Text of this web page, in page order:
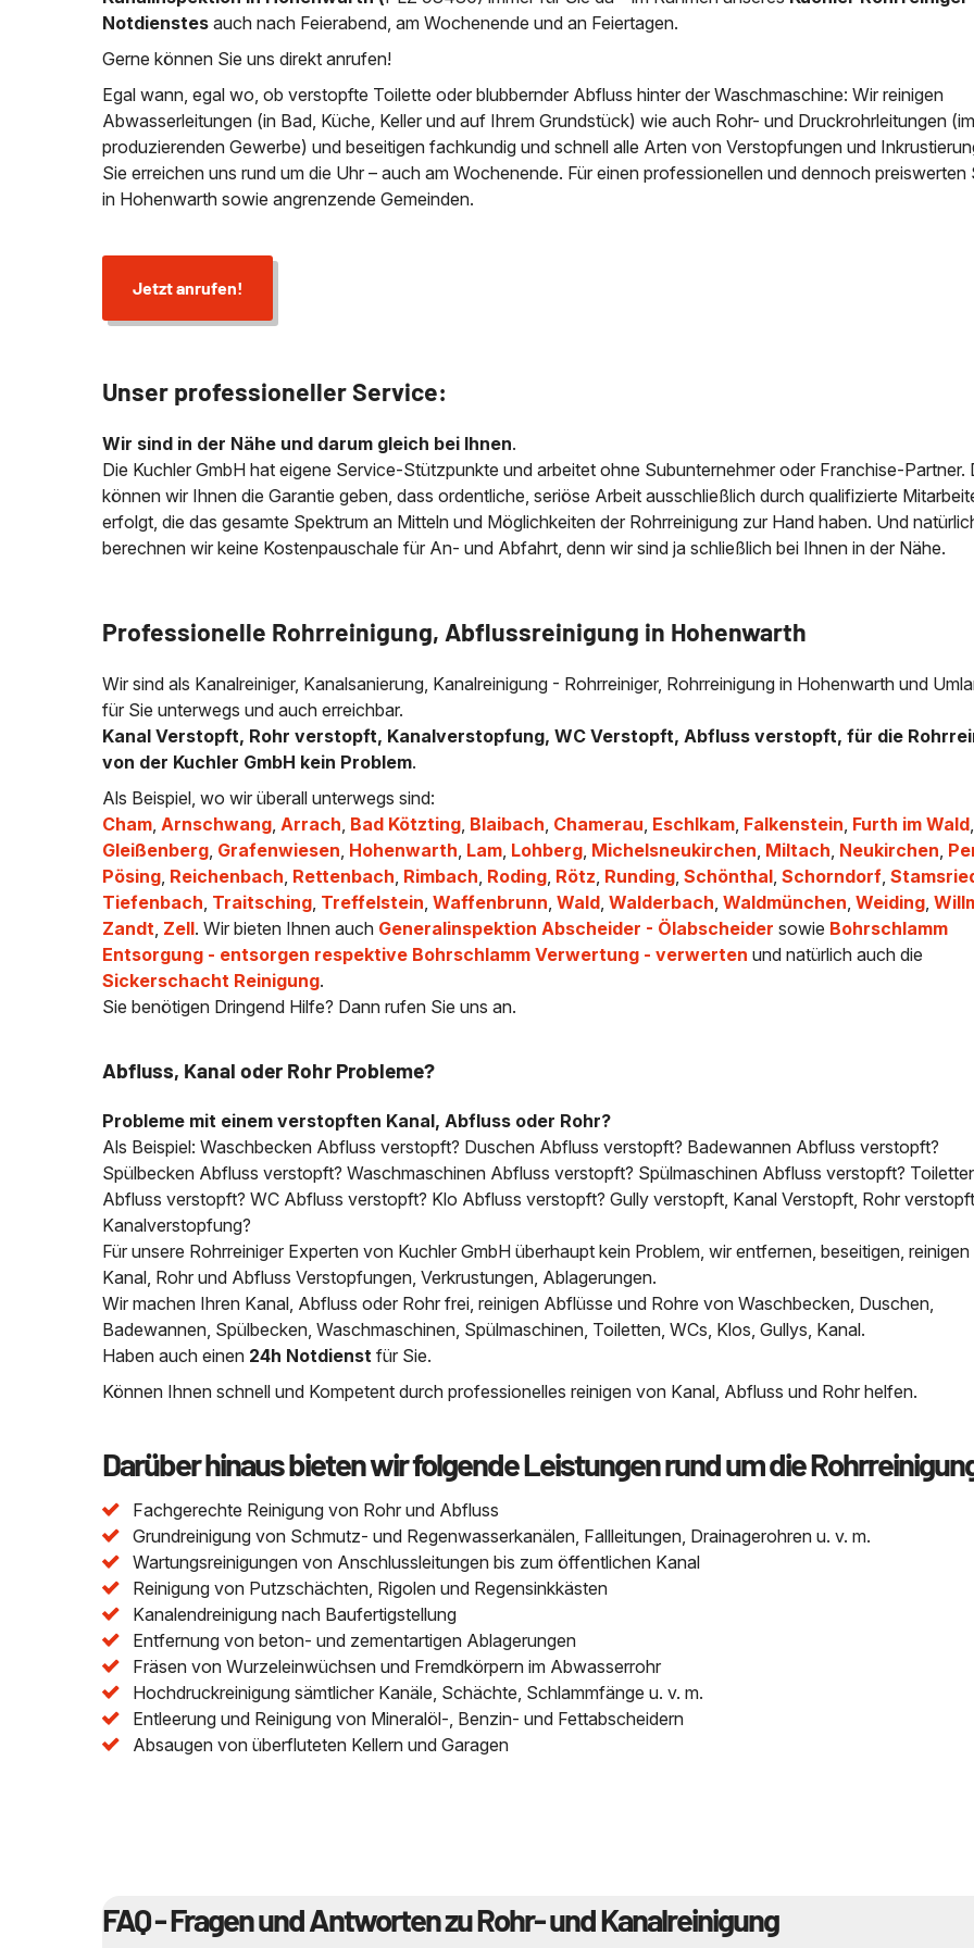
Notdienstes auch nach Feierabend, am Wochenende und an Feiertagen.
Gerne können Sie uns direkt anrufen!
Egal wann, egal wo, ob verstopfte Toilette oder blubbernder Abfluss hinter der Waschmaschine: Wir reinigen
Abwasserleitungen (in Bad, Küche, Keller und auf Ihrem Grundstück) wie auch Rohr- und Druckrohrleitungen
produzierenden Gewerbe) und beseitigen fachkundig und schnell alle Arten von Verstopfungen und
Sie erreichen uns rund um die Uhr – auch am Wochenende. Für einen professionellen und dennoch preiswerten
in Hohenwarth sowie angrenzende Gemeinden.
Jetzt anrufen!
Unser professioneller Service:
Wir sind in der Nähe und darum gleich bei Ihnen.
Die Kuchler GmbH hat eigene Service-Stützpunkte und arbeitet ohne Subunternehmer oder Franchise-Partner.
können wir Ihnen die Garantie geben, dass ordentliche, seriöse Arbeit ausschließlich durch qualifizierte
erfolgt, die das gesamte Spektrum an Mitteln und Möglichkeiten der Rohrreinigung zur Hand haben. Und
berechnen wir keine Kostenpauschale für An- und Abfahrt, denn wir sind ja schließlich bei Ihnen in der Nähe.
Professionelle Rohrreinigung, Abflussreinigung in Hohenwarth
Wir sind als Kanalreiniger, Kanalsanierung, Kanalreinigung - Rohrreiniger, Rohrreinigung in Hohenwarth und
für Sie unterwegs und auch erreichbar.
Kanal Verstopft, Rohr verstopft, Kanalverstopfung, WC Verstopft, Abfluss verstopft, für die
von der Kuchler GmbH kein Problem.
Als Beispiel, wo wir überall unterwegs sind:
Cham,Arnschwang,Arrach, Bad Kötzting, Blaibach, Chamerau, Eschlkam, Falkenstein, Furth im Wald,
Gleißenberg, Grafenwiesen, Hohenwarth, Lam, Lohberg, Michelsneukirchen, Miltach, Neukirchen,
Pösing, Reichenbach, Rettenbach, Rimbach, Roding, Rötz, Runding,Schönthal,Schorndorf,
Tiefenbach, Traitsching, Treffelstein,Waffenbrunn,Wald,Walderbach,Waldmünchen,Weiding,
Zandt, Zell. Wir bieten Ihnen auch Generalinspektion Abscheider - Ölabscheider sowie Bohrschlamm
Entsorgung - entsorgen respektive Bohrschlamm Verwertung - verwerten und natürlich auch die
Sickerschacht Reinigung.
Sie benötigen Dringend Hilfe? Dann rufen Sie uns an.
Abfluss, Kanal oder Rohr Probleme?
Probleme mit einem verstopften Kanal, Abfluss oder Rohr?
Als Beispiel: Waschbecken Abfluss verstopft? Duschen Abfluss verstopft? Badewannen Abfluss verstopft?
Spülbecken Abfluss verstopft? Waschmaschinen Abfluss verstopft? Spülmaschinen Abfluss verstopft?
Abfluss verstopft? WC Abfluss verstopft? Klo Abfluss verstopft? Gully verstopft, Kanal Verstopft, Rohr
Kanalverstopfung?
Für unsere Rohrreiniger Experten von Kuchler GmbH überhaupt kein Problem, wir entfernen, beseitigen, reinigen
Kanal, Rohr und Abfluss Verstopfungen, Verkrustungen, Ablagerungen.
Wir machen Ihren Kanal, Abfluss oder Rohr frei, reinigen Abflüsse und Rohre von Waschbecken, Duschen,
Badewannen, Spülbecken, Waschmaschinen, Spülmaschinen, Toiletten, WCs, Klos, Gullys, Kanal.
Haben auch einen 24h Notdienst für Sie.
Können Ihnen schnell und Kompetent durch professionelles reinigen von Kanal, Abfluss und Rohr helfen.
Darüber hinaus bieten wir folgende Leistungen rund um die
Fachgerechte Reinigung von Rohr und Abfluss
Grundreinigung von Schmutz- und Regenwasserkanälen, Fallleitungen, Drainagerohren u. v. m.
Wartungsreinigungen von Anschlussleitungen bis zum öffentlichen Kanal
Reinigung von Putzschächten, Rigolen und Regensinkkästen
Kanalendreinigung nach Baufertigstellung
Entfernung von beton- und zementartigen Ablagerungen
Fräsen von Wurzeleinwüchsen und Fremdkörpern im Abwasserrohr
Hochdruckreinigung sämtlicher Kanäle, Schächte, Schlammfänge u. v. m.
Entleerung und Reinigung von Mineralöl-, Benzin- und Fettabscheidern
Absaugen von überfluteten Kellern und Garagen
FAQ - Fragen und Antworten zu Rohr- und Kanalreinigung